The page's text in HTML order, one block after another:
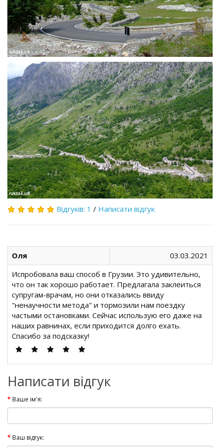
Відгуків: 1 / Написати відгук
Оля
03.03.2021
Испробовала ваш способ в Грузии. Это удивительно,
что он так хорошо работает. Предлагала заклеиться
супругам-врачам, но они отказались ввиду
"ненаучности метода" и тормозили нам поездку
частыми остановками. Сейчас использую его даже на
наших равнинах, если приходится долго ехать.
Спасибо за подсказку!
Написати відгук
Ваше ім'я:
Ваш відгук: